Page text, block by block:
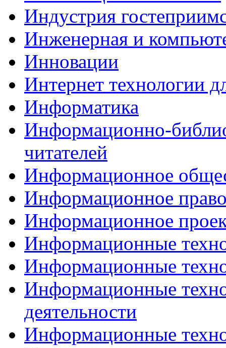
Индустрия
Инженерная и
Инновации
Интернет технологии
Информатика
Информационно-
читателей
Информационное
Информационное
Информационное
Информационные
Информационные
Информационные
деятельности
Информационные